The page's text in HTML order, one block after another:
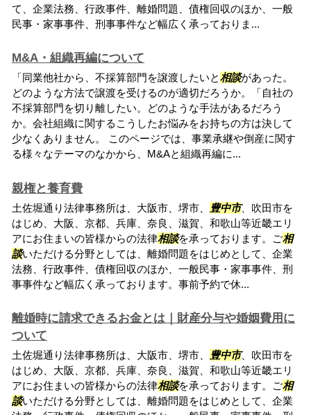
て、企業法務、行政事件、離婚問題、債権回収のほか、一般
民事・家事事件、刑事事件など幅広く承っておりま...
M&A・組織再編について
「同業他社から、不採算部門を譲渡したいと相談があった。
どのような方法で譲渡を受けるのが適切だろうか。「自社の
不採算部門を切り離したい。どのような手法があるだろう
か。会社組織に関するこうしたお悩みをお持ちの方は決して
少なくありません。 このページでは、事業承継や倒産に関す
る様々なテーマのなかから、M&Aと組織再編に...
親権と養育費
土佐堀通り法律事務所は、大阪市、堺市、 豊中市、吹田市を
はじめ、大阪、京都、兵庫、奈良、滋賀、和歌山等近畿エリ
アにお住まいの皆様からの法律相談を承っております。ご相
談いただける分野としては、離婚問題をはじめとして、企業
法務、行政事件、債権回収のほか、一般民事・家事事件、刑
事事件など幅広く承っております。事前予約で休...
離婚時に請求できるお金とは｜財産分与や婚姻費用に
ついて
土佐堀通り法律事務所は、大阪市、堺市、 豊中市、吹田市を
はじめ、大阪、京都、兵庫、奈良、滋賀、和歌山等近畿エリ
アにお住まいの皆様からの法律相談を承っております。ご相
談いただける分野としては、離婚問題をはじめとして、企業